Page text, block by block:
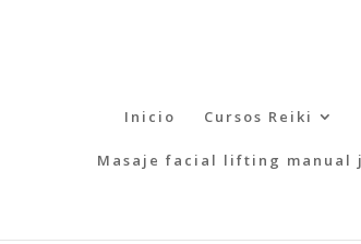
Inicio Cursos Reiki
Masaje facial lifting manual